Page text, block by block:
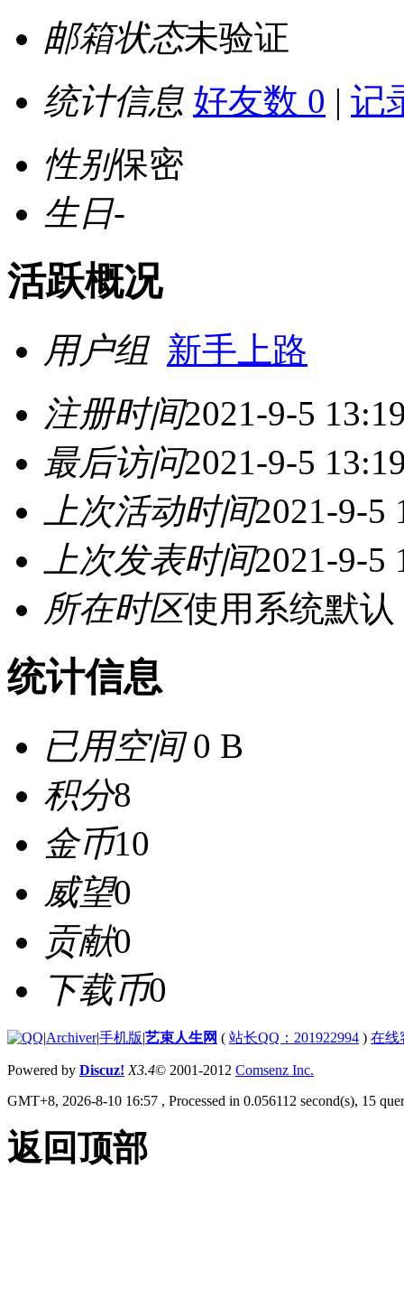
邮箱状态未验证
统计信息 好友数 0 | 记
性别保密
生日-
活跃概况
用户组 新手上路
注册时间2021-9-5
最后访问2021-9-5
上次活动时间2021-9-5
上次发表时间2021-9-5
所在时区使用系统默认
统计信息
已用空间0 B
积分8
金币10
威望0
贡献0
下载币0
|Archiver|手机版|艺束人生网 ( 站长QQ：201922994 ) 在线
Powered by Discuz! X3.4© 2001-2012 Comsenz Inc.
GMT+8, 2026-8-10 16:57 , Processed in 0.056112 second(s), 15
返回顶部